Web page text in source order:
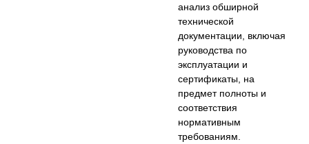
анализ обширной
технической
документации, включая
руководства по
эксплуатации и
сертификаты, на
предмет полноты и
соответствия
нормативным
требованиям.